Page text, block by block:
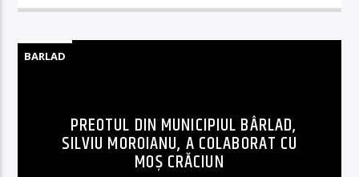
BARLAD
PREOTUL DIN MUNICIPIUL BÂRLAD,
SILVIU MOROIANU, A COLABORAT CU
MOȘ CRĂCIUN